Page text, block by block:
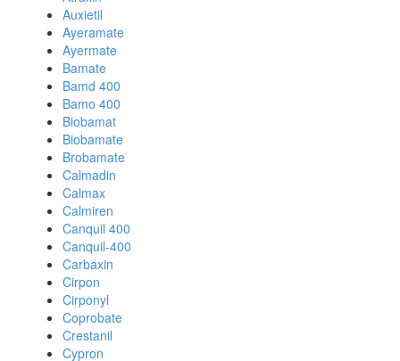
Auxietil
Ayeramate
Ayermate
Bamate
Bamd 400
Bamo 400
Biobamat
Biobamate
Brobamate
Calmadin
Calmax
Calmiren
Canquil 400
Canquil-400
Carbaxin
Cirpon
Cirponyl
Coprobate
Crestanil
Cypron